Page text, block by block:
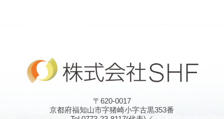
〒620-0017
京都府福知山市字猪崎小字古黒353番